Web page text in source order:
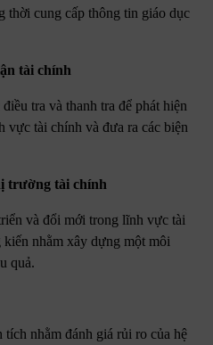
thời cung cấp thông tin giáo dục
tài chính
tra và thanh tra để phát hiện
vực tài chính và đưa ra các biện
trường tài chính
và đổi mới trong lĩnh vực tài
nhằm xây dựng một môi
quả.
nhằm đánh giá rủi ro của hệ